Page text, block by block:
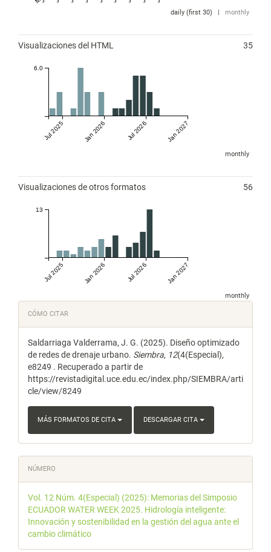
daily (first 30) monthly
Visualizaciones del HTML 35
Jul 2025 Jan 2026 Jul 2026 Jan 2027
6.0
monthly
Visualizaciones de otros formatos 56
Jul 2025 Jan 2026 Jul 2026 Jan 2027
13
monthly
Detalles
del
artículo
CÓMO CITAR
Saldarriaga Valderrama, J. G. (2025). Diseño optimizado
de redes de drenaje urbano. Siembra, 12(4(Especial),
e8249 . Recuperado a partir de
https://revistadigital.uce.edu.ec/index.php/SIEMBRA/arti
cle/view/8249
MÁS FORMATOS DE CITA DESCARGAR CITA
NÚMERO
Vol. 12 Núm. 4(Especial) (2025): Memorias del Simposio
ECUADOR WATER WEEK 2025. Hidrología inteligente:
Innovación y sostenibilidad en la gestión del agua ante el
cambio climático